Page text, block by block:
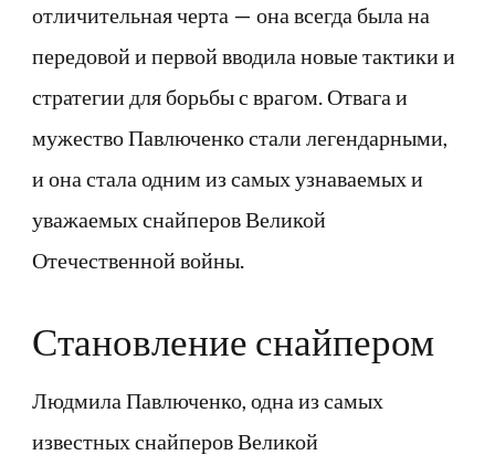
отличительная черта — она всегда была на
передовой и первой вводила новые тактики и
стратегии для борьбы с врагом. Отвага и
мужество Павлюченко стали легендарными,
и она стала одним из самых узнаваемых и
уважаемых снайперов Великой
Отечественной войны.
Становление снайпером
Людмила Павлюченко, одна из самых
известных снайперов Великой